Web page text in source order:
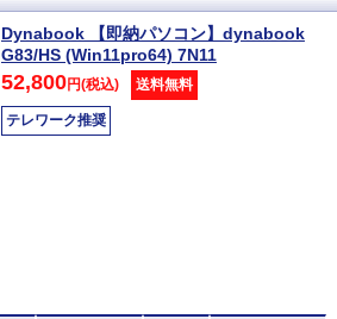
Dynabook 【即納パソコン】dynabook
G83/HS (Win11pro64) 7N11
52,800円(税込) 送料無料
テレワーク推奨